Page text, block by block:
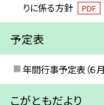
りに係る方針
PDF
予定表
年間行事予定表（６月
こがともだより